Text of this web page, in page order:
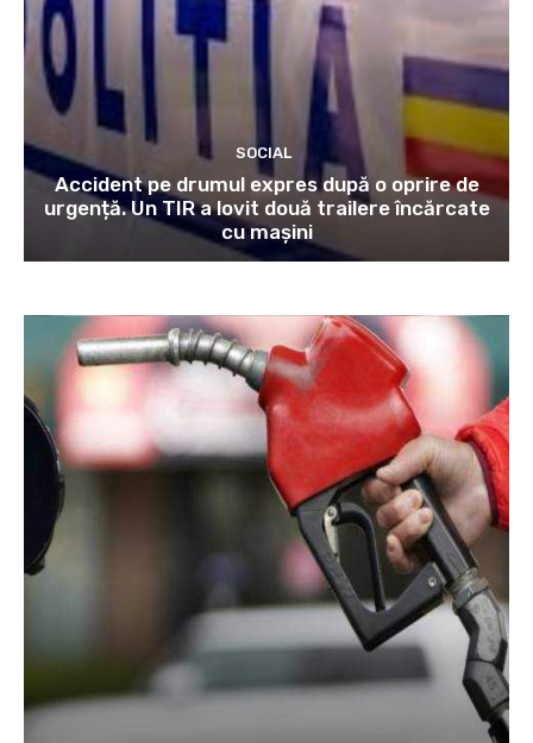
SOCIAL
Accident pe drumul expres după o oprire de
urgență. Un TIR a lovit două trailere încărcate
cu mașini